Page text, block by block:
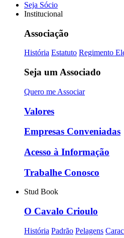
Seja Sócio
Institucional
Associação
História Estatuto Regimento
Seja um Associado
Quero me Associar
Valores
Empresas Conveniadas
Acesso à Informação
Trabalhe Conosco
Stud Book
O Cavalo Crioulo
História Padrão Pelagens